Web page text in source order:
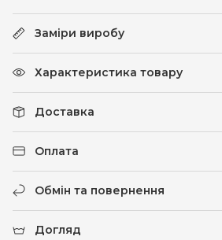
Заміри виробу
Характеристика товару
Доставка
Оплата
Обмін та повернення
Догляд